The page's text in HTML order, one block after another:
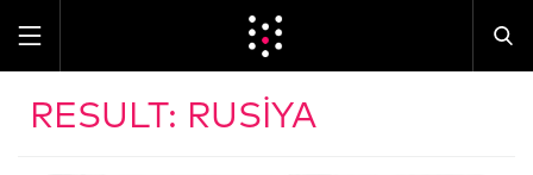
RESULT: RUSIYA